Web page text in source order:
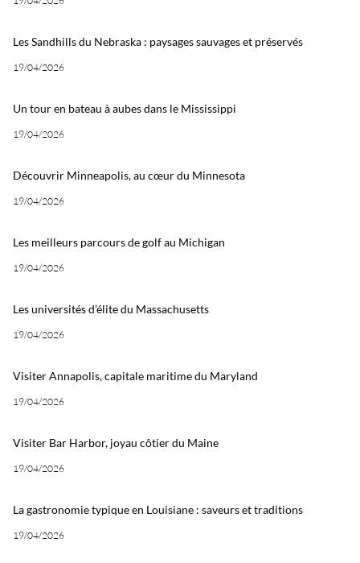
Les Sandhills du Nebraska : paysages sauvages et préservés
19/04/2026
Un tour en bateau à aubes dans le Mississippi
19/04/2026
Découvrir Minneapolis, au cœur du Minnesota
19/04/2026
Les meilleurs parcours de golf au Michigan
19/04/2026
Les universités d’élite du Massachusetts
19/04/2026
Visiter Annapolis, capitale maritime du Maryland
19/04/2026
Visiter Bar Harbor, joyau côtier du Maine
19/04/2026
La gastronomie typique en Louisiane : saveurs et traditions
19/04/2026